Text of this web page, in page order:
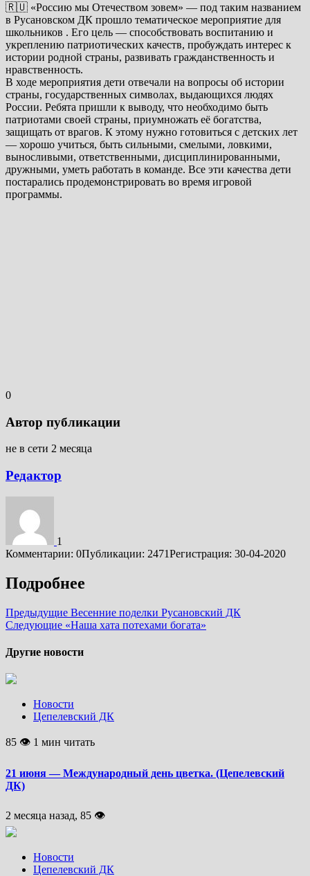
🇷🇺 «Россию мы Отечеством зовем» — под таким названием
в Русановском ДК прошло тематическое мероприятие для
школьников . Его цель — способствовать воспитанию и
укреплению патриотических качеств, пробуждать интерес к
истории родной страны, развивать гражданственность и
нравственность.
В ходе мероприятия дети отвечали на вопросы об истории
страны, государственных символах, выдающихся людях
России. Ребята пришли к выводу, что необходимо быть
патриотами своей страны, приумножать её богатства,
защищать от врагов. К этому нужно готовиться с детских лет
— хорошо учиться, быть сильными, смелыми, ловкими,
выносливыми, ответственными, дисциплинированными,
дружными, уметь работать в команде. Все эти качества дети
постарались продемонстрировать во время игровой
программы.
0
Автор публикации
не в сети 2 месяца
Редактор
1
Комментарии: 0Публикации: 2471Регистрация: 30-04-2020
Подробнее
Предыдущие Весенние поделки Русановский ДК
Следующие «Наша хата потехами богата»
Другие новости
Новости
Цепелевский ДК
85 👁 1 мин читать
21 июня — Международный день цветка. (Цепелевский
ДК)
2 месяца назад, 85 👁
Новости
Цепелевский ДК